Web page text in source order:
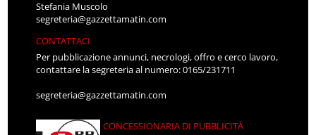
Stefania Muscolo
segreteria@gazzettamatin.com
CONTATTACI
Per pubblicazione annunci, necrologi, offro e cerco lavoro,
contattare la segreteria al numero: 0165/231711
segreteria@gazzettamatin.com
CONCESSIONARIA DI PUBBLICITÀ